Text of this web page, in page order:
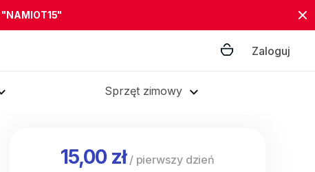
"NAMIOT15"
Zaloguj
Sprzęt zimowy
15,00 zł/ pierwszy dzień